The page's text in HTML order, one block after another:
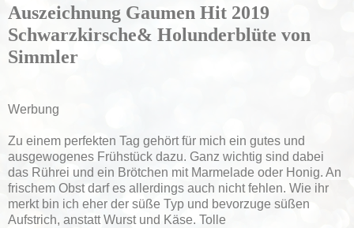
Auszeichnung Gaumen Hit 2019
Schwarzkirsche& Holunderblüte von
Simmler
Werbung
Zu einem perfekten Tag gehört für mich ein gutes und
ausgewogenes Frühstück dazu. Ganz wichtig sind dabei
das Rührei und ein Brötchen mit Marmelade oder Honig. An
frischem Obst darf es allerdings auch nicht fehlen. Wie ihr
merkt bin ich eher der süße Typ und bevorzuge süßen
Aufstrich, anstatt Wurst und Käse. Tolle